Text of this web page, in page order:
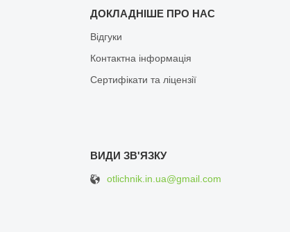
ДОКЛАДНІШЕ ПРО НАС
Відгуки
Контактна інформація
Сертифікати та ліцензії
otlichnik.in.ua@gmail.com